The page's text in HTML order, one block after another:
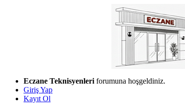
Eczane Teknisyenleri forumuna hoşgeldiniz.
Giriş Yap
Kayıt Ol